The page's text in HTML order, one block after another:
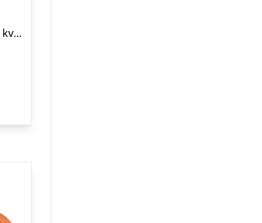
RAW Teak – salt og peber kværnesæt med bakke